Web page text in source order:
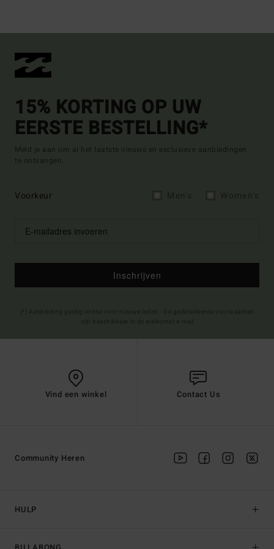
15% KORTING OP UW
EERSTE BESTELLING*
Meld je aan om al het laatste nieuws en exclusieve aanbiedingen
te ontvangen.
Voorkeur
Inschrijven
Vind een winkel Contact Us
HULP
Community Heren